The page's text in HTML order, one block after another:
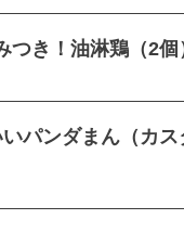
つき！油淋鶏（2個
パンダまん（カス